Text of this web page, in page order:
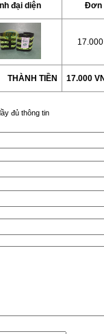
đại diện Đơn
THÀNH TIỀN 17.000
đủ thông tin